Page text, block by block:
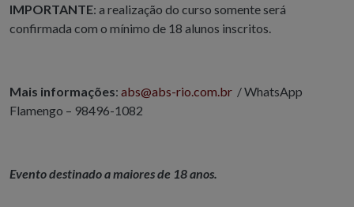
IMPORTANTE: a realização do curso somente será
confirmada com o mínimo de 18 alunos inscritos.
Mais informações: abs@abs-rio.com.br / WhatsApp
Flamengo – 98496-1082
Evento destinado a maiores de 18 anos.